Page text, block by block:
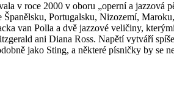
v roce 2000 v oboru „operní a
Portugalsku, Nizozemí,
van Polla a dvě jazzové veličiny,
ani Diana Ross. Napětí vytváří
jako Sting, a některé písničky by se